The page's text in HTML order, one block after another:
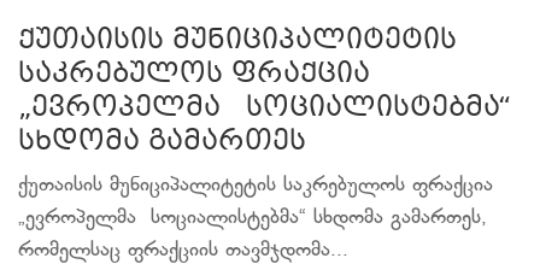
ქუთაისის მუნიციპალიტეტის
საკრებულოს ფრაქცია
„ევროპელმა სოციალისტებმა“
სხდომა გამართეს
ქუთაისის მუნიციპალიტეტის საკრებულოს ფრაქცია
„ევროპელმა სოციალისტებმა“ სხდომა გამართეს,
რომელსაც ფრაქციის თავმჯდომა...